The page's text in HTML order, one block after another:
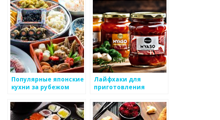
Популярные японские
кухни за рубежом
Лайфхаки для
приготовления